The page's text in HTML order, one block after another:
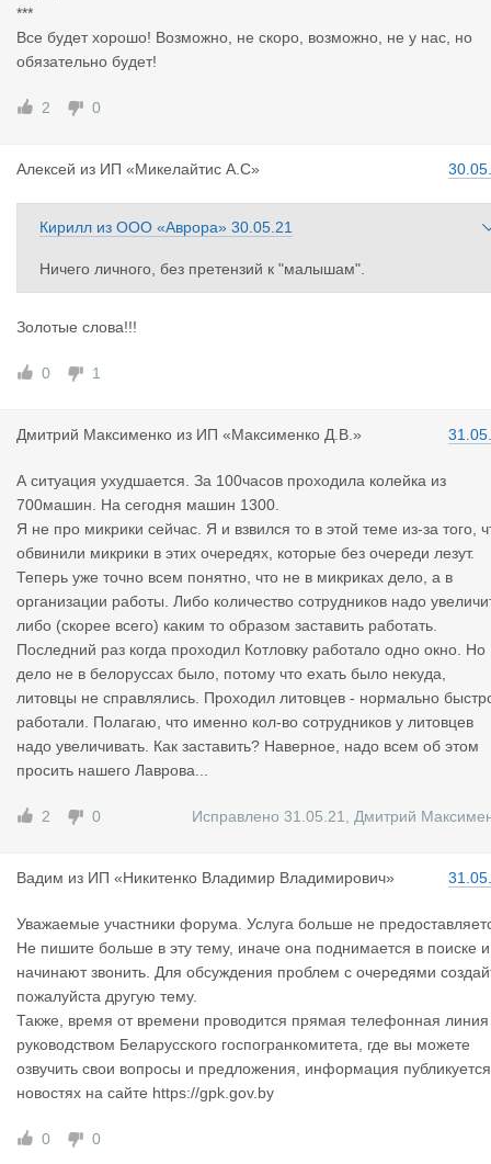
***
Все будет хорошо! Возможно, не скоро, возможно, не у нас, но
обязательно будет!
2 0
Алексей из ИП «Микелайтис А.С»
Кирилл из ООО «Аврора» 30.05.21
Ничего личного, без претензий к "малышам".
Но, объективно, если дверь одна на всех, то все кто в нее
Решение все равно принимает белорусская таможня. К слову,
ется скоропортом. Шуми не шуми - коль решено, остается тол
***
Все будет хорошо! Возможно, не скоро, возможно, не у нас,
обязательно будет!
Золотые слова!!!
0 1
Дмитрий Максименко из ИП «Максименко Д.В.»
А ситуация ухудшается. За 100часов проходила колейка из
700машин. На сегодня машин 1300.
Я не про микрики сейчас. Я и взвился то в этой теме из-за того,
обвинили микрики в этих очередях, которые без очереди лезут.
Теперь уже точно всем понятно, что не в микриках дело, а в
организации работы. Либо количество сотрудников надо
либо (скорее всего) каким то образом заставить работать.
Последний раз когда проходил Котловку работало одно окно. Но
дело не в белоруссах было, потому что ехать было некуда,
литовцы не справлялись. Проходил литовцев - нормально
работали. Полагаю, что именно кол-во сотрудников у литовцев
надо увеличивать. Как заставить? Наверное, надо всем об этом
просить нашего Лаврова...
2 0 Исправлено 31.05.21 Дмитрий
Вадим из ИП «Никитенко Владимир Владимирович»
Уважаемые участники форума. Услуга больше не
Не пишите больше в эту тему, иначе она поднимается в поиске и
начинают звонить. Для обсуждения проблем с очередями
пожалуйста другую тему.
Также, время от времени проводится прямая телефонная линия
руководством Беларусского госпогранкомитета, где вы можете
озвучить свои вопросы и предложения, информация
новостях на сайте https://gpk.gov.by
0 0